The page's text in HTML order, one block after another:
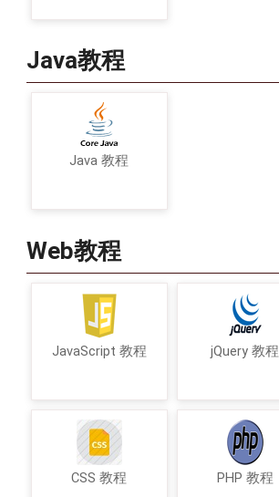
Java教程
Java 教程
Web教程
JavaScript 教程 jQuery 教程
CSS 教程 PHP 教程